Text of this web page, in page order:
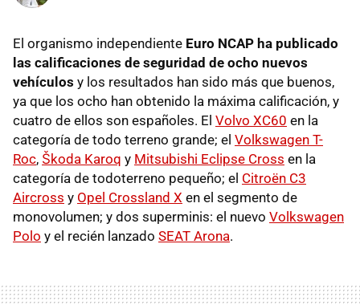
El organismo independiente Euro NCAP ha publicado
las calificaciones de seguridad de ocho nuevos
vehículos y los resultados han sido más que buenos,
ya que los ocho han obtenido la máxima calificación, y
cuatro de ellos son españoles. El Volvo XC60 en la
categoría de todo terreno grande; el Volkswagen T-
Roc, Škoda Karoq y Mitsubishi Eclipse Cross en la
categoría de todoterreno pequeño; el Citroën C3
Aircross y Opel Crossland X en el segmento de
monovolumen; y dos superminis: el nuevo Volkswagen
Polo y el recién lanzado SEAT Arona.